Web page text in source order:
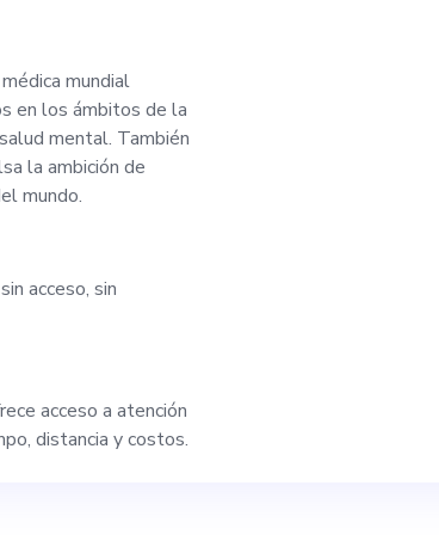
abrirse
millones de
de
y
trabajar en
equipo y
El
mundial
en los ámbitos de la
mental. También
la ambición de
mundo.
acceso, sin
acceso a atención
distancia y costos.